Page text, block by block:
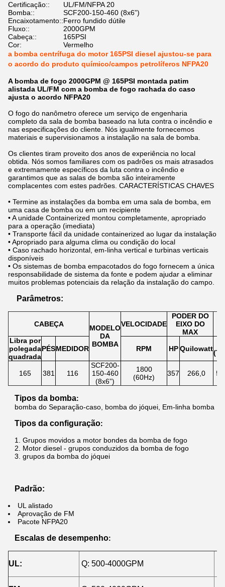
Certificação::
UL/FM/NFPA 20
Bomba::
SCF200-150-460 (8x6”)
Encaixotamento::Ferro fundido dútile
Fluxo::
2000GPM
Cabeça::
165PSI
Cor:
Vermelho
a bomba centrífuga do motor 165PSI diesel ajustou-se para
o acordo do produto químico/campos petrolíferos NFPA20
A bomba de fogo 2000GPM @ 165PSI montada patim
alistada UL/FM com a bomba de fogo rachada do caso
ajusta o acordo NFPA20
O fogo do nanômetro oferece um serviço de engenharia
completo da sala de bomba baseado na luta contra o incêndio e
nas especificações do cliente. Nós igualmente fornecemos
materiais e supervisionamos a instalação na sala de bomba.
Os clientes tiram proveito dos anos de experiência no local
obtida. Nós somos familiares com os padrões os mais atrasados
e extremamente específicos da luta contra o incêndio e
garantimos que as salas de bomba são inteiramente
complacentes com estes padrões. CARACTERÍSTICAS CHAVES
• Termine as instalações da bomba em uma sala de bomba, em
uma casa de bomba ou em um recipiente
• A unidade Containerized montou completamente, apropriado
para a operação (imediata)
• Transporte fácil da unidade containerized ao lugar da instalação
• Apropriado para alguma clima ou condição do local
• Caso rachado horizontal, em-linha vertical e turbinas verticais
disponíveis
• Os sistemas de bomba empacotados do fogo fornecem a única
responsabilidade de sistema da fonte e podem ajudar a eliminar
muitos problemas potenciais da relação da instalação do campo.
Parâmetros:
CABEÇA
MODELO
DA
BOMBA
VELOCIDADE
PODER DO
EIXO DO
MAX
Libra por
polegada
quadrada
PÉSMEDIDOR RPM HP Quilowatt
165 381 116
SCF200-
150-460
(8x6”)
1800
(60Hz)
357 266,0
Tipos da bomba:
bomba do Separação-caso, bomba do jóquei, Em-linha bomba
Tipos da configuração:
1.Grupos movidos a motor bondes da bomba de fogo
2. Motor diesel - grupos conduzidos da bombade fogo
3.grupos da bomba do jóquei
Padrão:
UL alistado
Aprovação de FM
Pacote NFPA20
Escalas de desempenho:
UL: Q: 500-4000GPM